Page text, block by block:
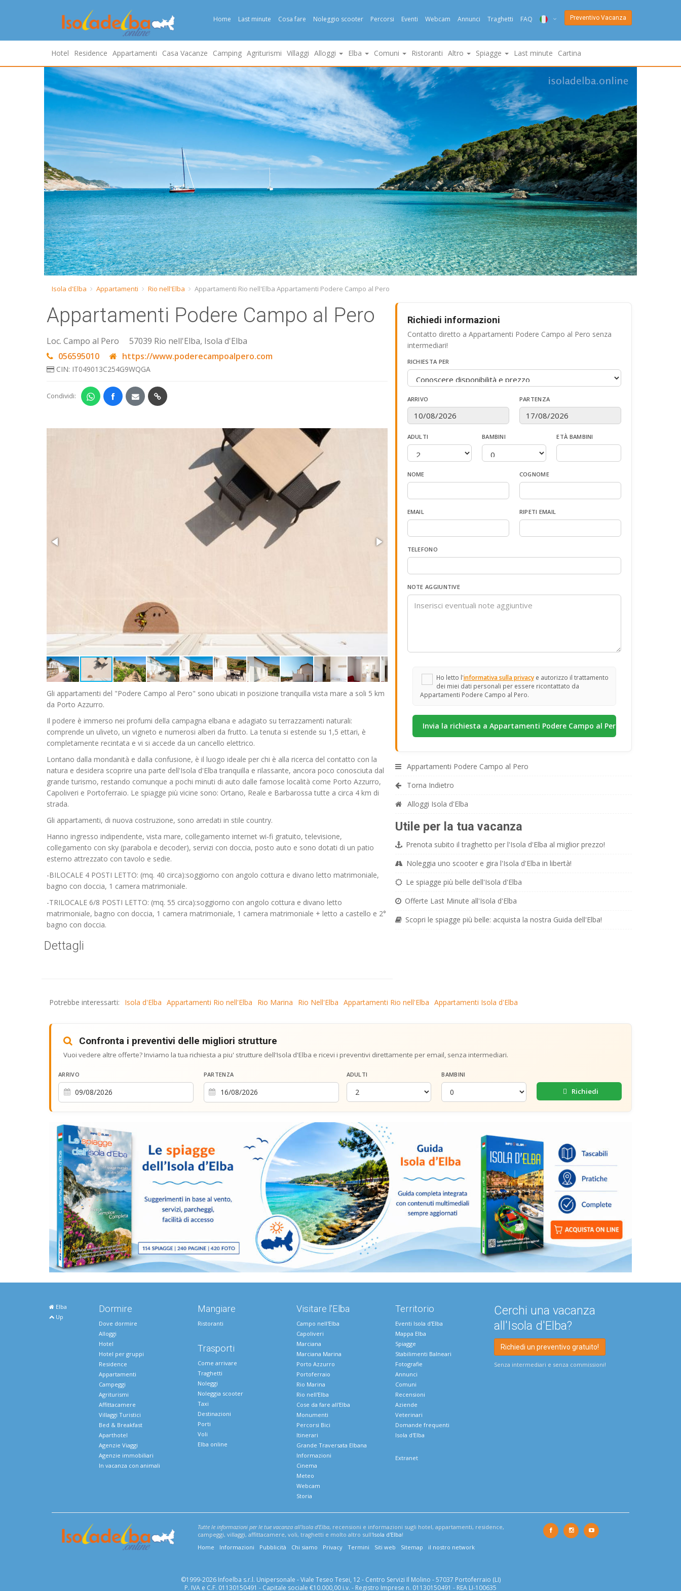
Home Last minute Cosa fare Noleggio scooter Percorsi Eventi Webcam Annunci Traghetti FAQ
ENG
DEU
NED
FRA
PYC
DAN
ESP
SLO
Preventivo Vacanza
Hotel Residence Appartamenti Casa Vacanze Camping Agriturismi Villaggi Alloggi Elba Comuni Ristoranti Altro Spiagge Last minute Cartina
Isola d'Elba Appartamenti Rio nell'Elba Appartamenti Rio nell'Elba Appartamenti Podere Campo al Pero
Appartamenti Podere Campo al Pero
Loc. Campo al Pero
57039 Rio nell'Elba, Isola d'Elba
056595010
https://www.poderecampoalpero.com
CIN: IT049013C254G9WQGA
Condividi:
Gli appartamenti del "Podere Campo al Pero" sono ubicati in posizione tranquilla vista mare a soli 5 km
da Porto Azzurro.
Il podere è immerso nei profumi della campagna elbana e adagiato su terrazzamenti naturali:
comprende un uliveto, un vigneto e numerosi alberi da frutto. La tenuta si estende su 1,5 ettari, è
completamente recintata e vi si accede da un cancello elettrico.
Lontano dalla mondanità e dalla confusione, è il luogo ideale per chi è alla ricerca del contatto con la
natura e desidera scoprire una parte dell'Isola d'Elba tranquilla e rilassante, ancora poco conosciuta dal
grande turismo, restando comunque a pochi minuti di auto dalle famose località come Porto Azzurro,
Capoliveri e Portoferraio. Le spiagge più vicine sono: Ortano, Reale e Barbarossa tutte a circa 4 km di
strada.
Gli appartamenti, di nuova costruzione, sono arredati in stile country.
Hanno ingresso indipendente, vista mare, collegamento internet wi-fi gratuito, televisione,
collegamento con sky (parabola e decoder), servizi con doccia, posto auto e sono dotati di un patio
esterno attrezzato con tavolo e sedie.
-BILOCALE 4 POSTI LETTO: (mq. 40 circa):soggiorno con angolo cottura e divano letto matrimoniale,
bagno con doccia, 1 camera matrimoniale.
-TRILOCALE 6/8 POSTI LETTO: (mq. 55 circa):soggiorno con angolo cottura e divano letto
matrimoniale, bagno con doccia, 1 camera matrimoniale, 1 camera matrimoniale + letto a castello e 2°
bagno con doccia.
Dettagli
Richiedi informazioni
Contatto diretto a Appartamenti Podere Campo al Pero senza
intermediari!
RICHIESTA PER
ARRIVO PARTENZA
ADULTI BAMBINI ETÀ BAMBINI
NOME COGNOME
EMAIL RIPETI EMAIL
TELEFONO
NOTE AGGIUNTIVE
Ho letto l'informativa sulla privacye autorizzo il trattamento
dei miei dati personali per essere ricontattato da
Appartamenti Podere Campo al Pero.
Appartamenti Podere Campo al Pero
Torna Indietro
Alloggi Isola d'Elba
Utile per la tua vacanza
Prenota subito il traghetto per l'Isola d'Elba al miglior prezzo!
Noleggia uno scooter e gira l'Isola d'Elba in libertà!
Le spiagge più belle dell'Isola d'Elba
Offerte Last Minute all'Isola d'Elba
Scopri le spiagge più belle: acquista la nostra Guida dell'Elba!
Potrebbe interessarti: Isola d'Elba Appartamenti Rio nell'Elba Rio Marina Rio Nell'Elba Appartamenti Rio nell'Elba Appartamenti Isola d'Elba
Confronta i preventivi delle migliori strutture
Vuoi vedere altre offerte? Inviamo la tua richiesta a piu' strutture dell'Isola d'Elba e ricevi i preventivi direttamente per email, senza intermediari.
ARRIVO PARTENZA ADULTI BAMBINI
Richiedi
Elba
Up
Dormire
Dove dormire
Alloggi
Hotel
Hotel per gruppi
Residence
Appartamenti
Campeggi
Agriturismi
Affittacamere
Villaggi Turistici
Bed & Breakfast
Aparthotel
Agenzie Viaggi
Agenzie immobiliari
In vacanza con animali
Mangiare
Ristoranti
Trasporti
Come arrivare
Traghetti
Noleggi
Noleggia scooter
Taxi
Destinazioni
Porti
Voli
Elba online
Visitare l'Elba
Campo nell'Elba
Capoliveri
Marciana
Marciana Marina
Porto Azzurro
Portoferraio
Rio Marina
Rio nell'Elba
Cose da fare all'Elba
Monumenti
Percorsi Bici
Itinerari
Grande Traversata Elbana
Informazioni
Cinema
Meteo
Webcam
Storia
Territorio
Eventi Isola d'Elba
Mappa Elba
Spiagge
Stabilimenti Balneari
Fotografie
Annunci
Comuni
Recensioni
Aziende
Veterinari
Domande frequenti
Isola d'Elba
Extranet
Cerchi una vacanza
all'Isola d'Elba?
Richiedi un preventivo gratuito!
Senza intermediari e senza commissioni!
Tutte le informazioni per le tue vacanza all'Isola d'Elba, recensioni e informazioni sugli hotel, appartamenti, residence,
campeggi, villaggi, affittacamere, voli, traghetti e molto altro sull'Isola d'Elba!
Home
Informazioni Pubblicità Chi siamo Privacy Termini Siti web Sitemap il nostro network
©1999-2026 Infoelba s.r.l. Unipersonale - Viale Teseo Tesei, 12 - Centro Servizi Il Molino - 57037 Portoferraio (LI)
P. IVA e C.F. 01130150491 - Capitale sociale €10.000,00 i.v. - Registro Imprese n. 01130150491 - REA LI-100635